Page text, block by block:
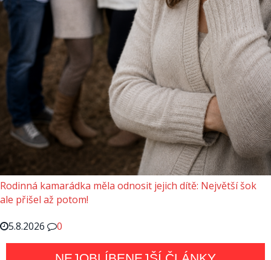
Rodinná kamarádka měla odnosit jejich dítě: Největší šok
ale přišel až potom!
5.8.2026
0